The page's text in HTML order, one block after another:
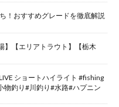
！おすすめグレードを徹底解説
】【エリアトラウト】【栃木
ショートハイライト #fishing
物釣り#川釣り#水路#ハプニン